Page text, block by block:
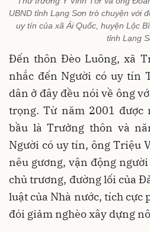
UBND tỉnh Lạng Sơn trò chuyện với
uy tín của xã Ái Quốc, huyện Lộc
tỉnh Lạng
Đến thôn Đèo Luông, xã
nhắc đến Người có uy tín
dân ở đây đều nói về ông
trọng. Từ năm 2001
bầu là Trưởng thôn và
Người có uy tín, ông Triệu
nêu gương, vận động
chủ trương, đường lối của
luật của Nhà nước, tích cực
đói giảm nghèo xây dựng